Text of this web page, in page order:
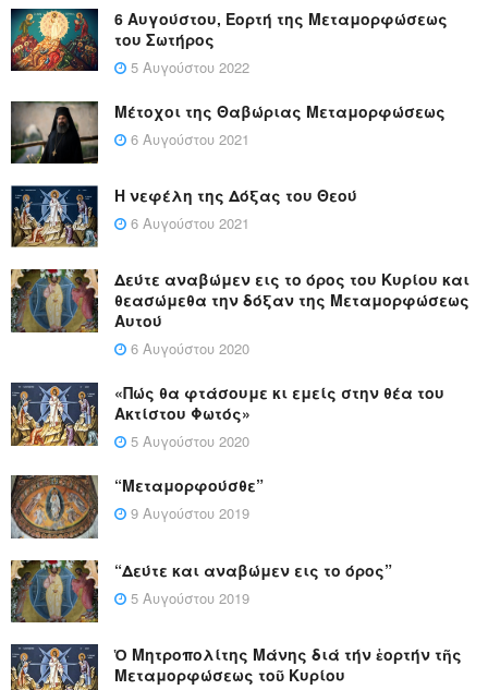
6 Αυγούστου, Εορτή της Μεταμορφώσεως
του Σωτήρος
5 Αυγούστου 2022
Μέτοχοι της Θαβώριας Μεταμορφώσεως
6 Αυγούστου 2021
Η νεφέλη της Δόξας του Θεού
6 Αυγούστου 2021
Δεύτε αναβώμεν εις το όρος του Κυρίου και
θεασώμεθα την δόξαν της Μεταμορφώσεως
Αυτού
6 Αυγούστου 2020
«Πώς θα φτάσουμε κι εμείς στην θέα του
Ακτίστου Φωτός»
5 Αυγούστου 2020
“Μεταμορφούσθε”
9 Αυγούστου 2019
“Δεύτε και αναβώμεν εις το όρος”
5 Αυγούστου 2019
Ὁ Μητροπολίτης Μάνης διά τήν ἑορτήν τῆς
Μεταμορφώσεως τοῦ Κυρίου